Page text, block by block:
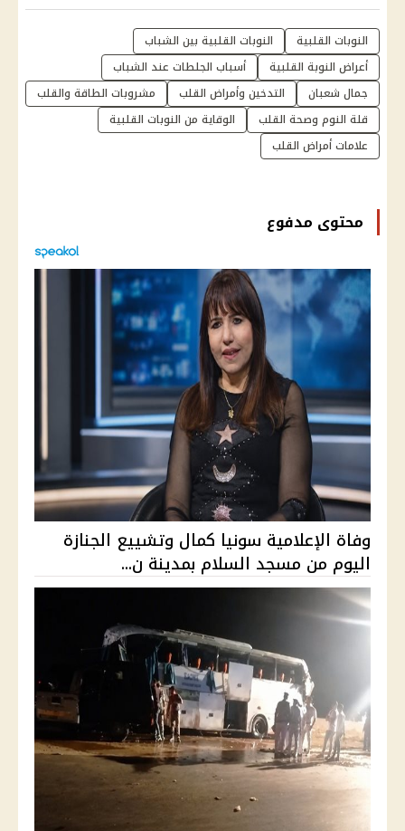
النوبات القلبية
النوبات القلبية بين الشباب
أعراض النوبة القلبية
أسباب الجلطات عند الشباب
جمال شعبان
التدخين وأمراض القلب
مشروبات الطاقة والقلب
قلة النوم وصحة القلب
الوقاية من النوبات القلبية
علامات أمراض القلب
محتوى مدفوع
وفاة الإعلامية سونيا كمال وتشييع الجنازة
اليوم من مسجد السلام بمدينة ن...